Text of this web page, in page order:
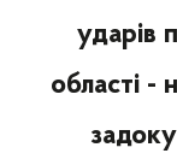
ударів
області -